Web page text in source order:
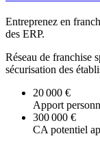
Entreprenez en
des ERP.
Réseau de franchise
sécurisation des
20 000 €
Apport
300 000 €
CA potentiel